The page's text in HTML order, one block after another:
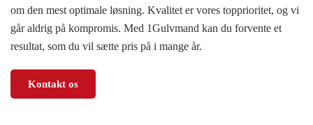
om den mest optimale løsning. Kvalitet er vores topprioritet, og vi
går aldrig på kompromis. Med 1Gulvmand kan du forvente et
resultat, som du vil sætte pris på i mange år.
Kontakt os